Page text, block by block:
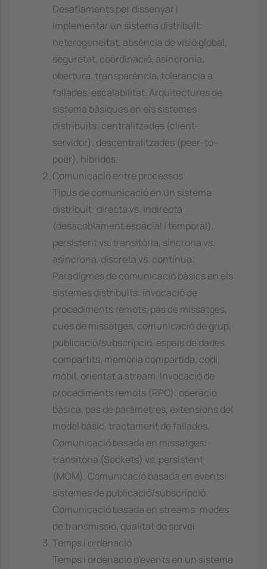
Desafiaments per dissenyar i
implementar un sistema distribuït:
heterogeneïtat, absència de visió global,
seguretat, coordinació, asincronia,
obertura, transparència, tolerància a
fallades, escalabilitat. Arquitectures de
sistema bàsiques en els sistemes
distribuïts: centralitzades (client-
servidor), descentralitzades (peer-to-
peer), híbrides.
Comunicació entre processos
Tipus de comunicació en un sistema
distribuït: directa vs. indirecta
(desacoblament espacial i temporal),
persistent vs. transitòria, síncrona vs.
asíncrona, discreta vs. contínua.
Paradigmes de comunicació bàsics en els
sistemes distribuïts: invocació de
procediments remots, pas de missatges,
cues de missatges, comunicació de grup,
publicació/subscripció, espais de dades
compartits, memòria compartida, codi
mòbil, orientat a stream. Invocació de
procediments remots (RPC): operació
bàsica, pas de paràmetres, extensions del
model bàsic, tractament de fallades.
Comunicació basada en missatges:
transitòria (Sockets) vs. persistent
(MOM). Comunicació basada en events:
sistemes de publicació/subscripció.
Comunicació basada en streams: modes
de transmissió, qualitat de servei
Temps i ordenació
Temps i ordenació d'events en un sistema